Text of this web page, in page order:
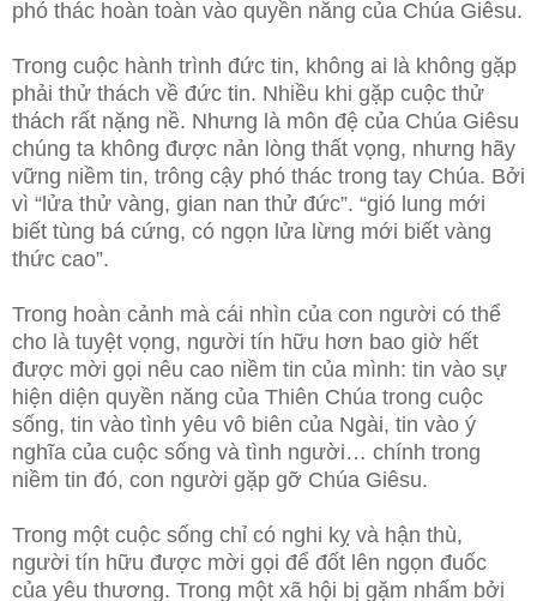
phó thác hoàn toàn vào quyền năng của Chúa Giêsu.
Trong cuộc hành trình đức tin, không ai là không gặp
phải thử thách về đức tin. Nhiều khi gặp cuộc thử
thách rất nặng nề. Nhưng là môn đệ của Chúa Giêsu
chúng ta không được nản lòng thất vọng, nhưng hãy
vững niềm tin, trông cậy phó thác trong tay Chúa. Bởi
vì “lửa thử vàng, gian nan thử đức”. “gió lung mới
biết tùng bá cứng, có ngọn lửa lừng mới biết vàng
thức cao”.
Trong hoàn cảnh mà cái nhìn của con người có thể
cho là tuyệt vọng, người tín hữu hơn bao giờ hết
được mời gọi nêu cao niềm tin của mình: tin vào sự
hiện diện quyền năng của Thiên Chúa trong cuộc
sống, tin vào tình yêu vô biên của Ngài, tin vào ý
nghĩa của cuộc sống và tình người… chính trong
niềm tin đó, con người gặp gỡ Chúa Giêsu.
Trong một cuộc sống chỉ có nghi kỵ và hận thù,
người tín hữu được mời gọi để đốt lên ngọn đuốc
của yêu thương. Trong một xã hội bị gặm nhấm bởi